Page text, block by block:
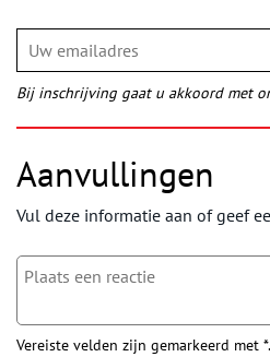
Bij inschrijving gaat u akkoord met
Aanvullingen
Vul deze informatie aan of geef
Vereiste velden zijn gemarkeerd met